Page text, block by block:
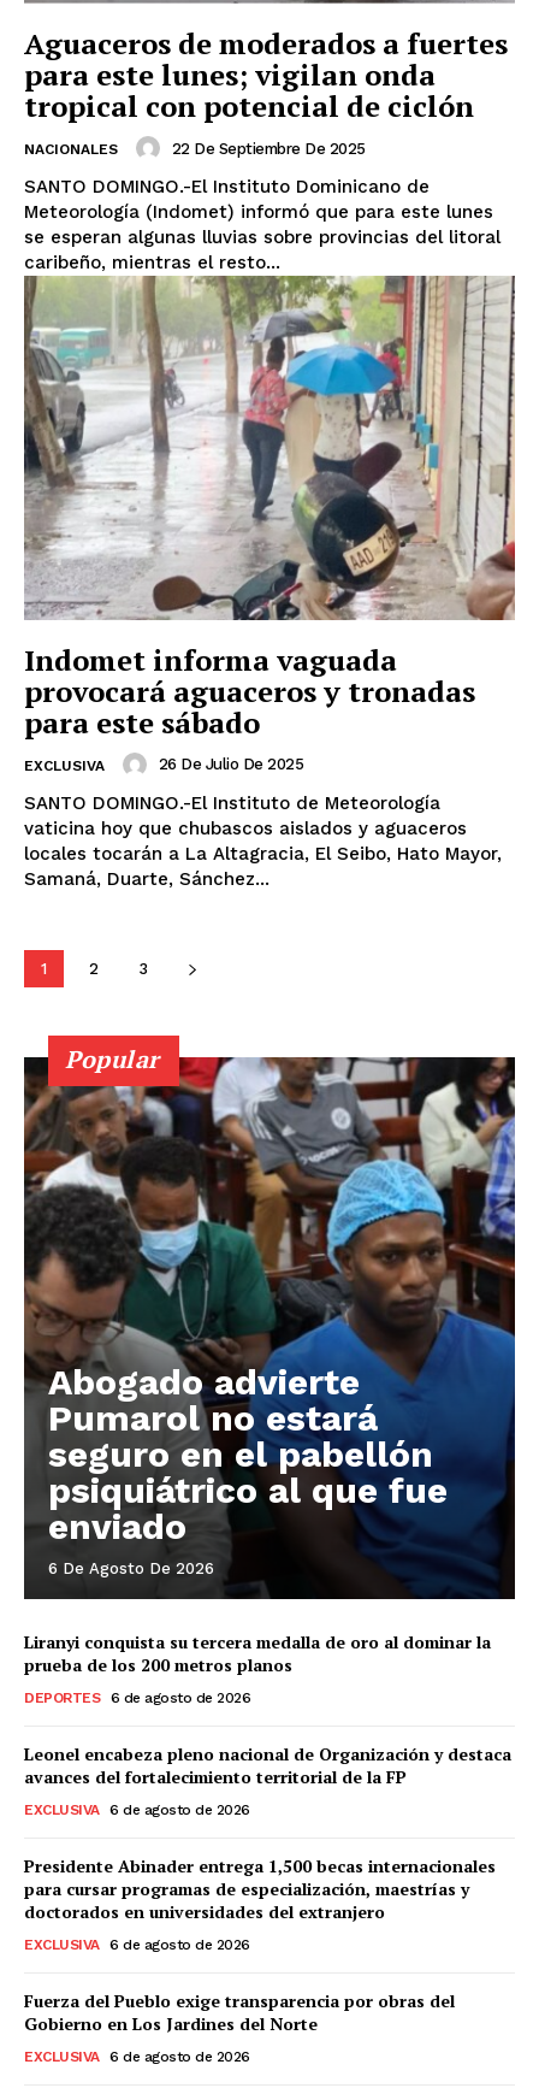
Aguaceros de moderados a fuertes
para este lunes; vigilan onda
tropical con potencial de ciclón
NACIONALES 22 De Septiembre De 2025
SANTO DOMINGO.-El Instituto Dominicano de
Meteorología (Indomet) informó que para este lunes
se esperan algunas lluvias sobre provincias del litoral
caribeño, mientras el resto...
Indomet informa vaguada
provocará aguaceros y tronadas
para este sábado
EXCLUSIVA 26 De Julio De 2025
SANTO DOMINGO.-El Instituto de Meteorología
vaticina hoy que chubascos aislados y aguaceros
locales tocarán a La Altagracia, El Seibo, Hato Mayor,
Samaná, Duarte, Sánchez...
1 2 3
Popular
Abogado advierte
Pumarol no estará
seguro en el pabellón
psiquiátrico al que fue
enviado
6 De Agosto De 2026
Liranyi conquista su tercera medalla de oro al dominar la
prueba de los 200 metros planos
DEPORTES 6 de agosto de 2026
Leonel encabeza pleno nacional de Organización y destaca
avances del fortalecimiento territorial de la FP
EXCLUSIVA 6 de agosto de 2026
Presidente Abinader entrega 1,500 becas internacionales
para cursar programas de especialización, maestrías y
doctorados en universidades del extranjero
EXCLUSIVA 6 de agosto de 2026
Fuerza del Pueblo exige transparencia por obras del
Gobierno en Los Jardines del Norte
EXCLUSIVA 6 de agosto de 2026